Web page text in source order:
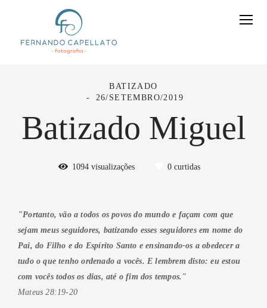
BATIZADO
26/SETEMBRO/2019
Batizado Miguel
1094visualizações 0curtidas
"Portanto, vão a todos os povos do mundo e façam com que
sejam meus seguidores, batizando esses seguidores em nome do
Pai, do Filho e do Espírito Santo e ensinando-os a obedecer a
tudo o que tenho ordenado a vocês. E lembrem disto: eu estou
com vocês todos os dias, até o fim dos tempos."
Mateus 28:19-20